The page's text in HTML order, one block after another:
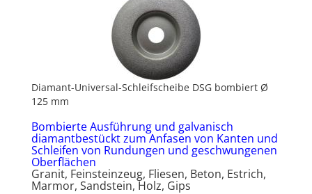
Diamant-Universal-Schleifscheibe DSG bombiert Ø
125 mm
Bombierte Ausführung und galvanisch
diamantbestückt zum Anfasen von Kanten und
Schleifen von Rundungen und geschwungenen
Oberflächen
Granit, Feinsteinzeug, Fliesen, Beton, Estrich,
Marmor, Sandstein, Holz, Gips